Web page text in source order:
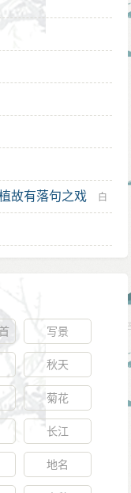
门）
；含情春畹
下）
无题”的（五律
主”、“待得郎
考订，认为多半是
并非真正的无题
集中部分有题
这些诗的题目往
昨日》、《日
837年）年末，
后不久，李商隐
治今甘肃泾县
经历中可以看
治漩涡中。
德裕交好，被
“牛党”。因此，他
。在唐代，取得
需要再通过由吏
，李商隐参加授
对李商隐最直接
间推迟了一年。
王晏媄。他们婚
是一位秀丽温和
故有落句之戏 白
写景
秋天
菊花
长江
地名